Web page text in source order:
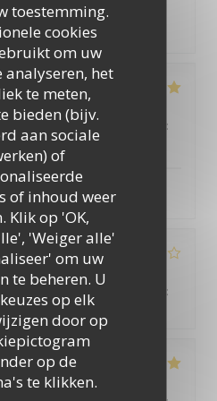
toestemming.
cookies
om uw
analyseren, het
te meten,
bieden (bijv.
aan sociale
of
of inhoud weer
Klik op 'OK,
'Weiger alle'
om uw
te beheren. U
op elk
door op
op de
te klikken.
exquis et généreux et le
groupe était très content.
Keuken: 4/5 Kwaliteit / Prijs
:
et rapport qualité/prix
/5 Kwaliteit / Prijs
: